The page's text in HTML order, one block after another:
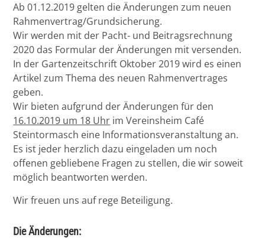
Ab 01.12.2019 gelten die Änderungen zum neuen
Rahmenvertrag/Grundsicherung.
Wir werden mit der Pacht- und Beitragsrechnung
2020 das Formular der Änderungen mit versenden.
In der Gartenzeitschrift Oktober 2019 wird es einen
Artikel zum Thema des neuen Rahmenvertrages
geben.
Wir bieten aufgrund der Änderungen für den
16.10.2019 um 18 Uhr im Vereinsheim Café
Steintormasch eine Informationsveranstaltung an.
Es ist jeder herzlich dazu eingeladen um noch
offenen gebliebene Fragen zu stellen, die wir soweit
möglich beantworten werden.
Wir freuen uns auf rege Beteiligung.
Die Änderungen: